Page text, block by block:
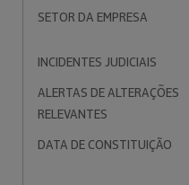
SETOR DA EMPRESA
INCIDENTES JUDICIAIS
ALERTAS DE ALTERAÇÕES
RELEVANTES
DATA DE CONSTITUIÇÃO